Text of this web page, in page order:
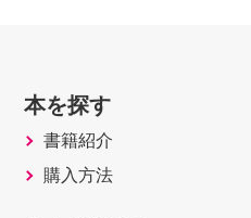
本を探す
書籍紹介
購入方法